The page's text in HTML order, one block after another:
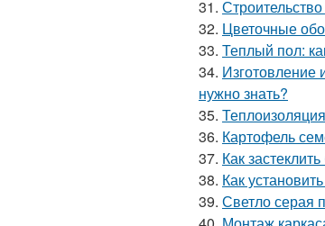
31.
32. Цветочные
33. Теплый пол:
34. Изготовление
нужно знать?
35.
36. Картофель
37. Как
38. Как
39. Светло серая